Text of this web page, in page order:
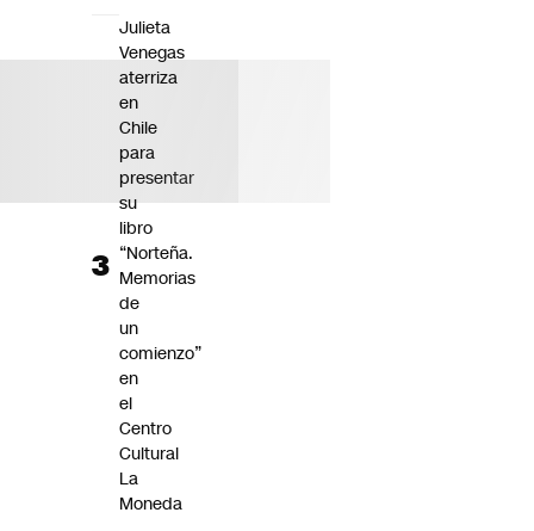
Julieta
Venegas
aterriza
en
Chile
para
presentar
su
libro
“Norteña.
Memorias
de
un
comienzo”
en
el
Centro
Cultural
La
Moneda